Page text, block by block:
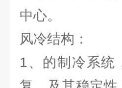
中心。
风冷结构：
1、的制冷系统